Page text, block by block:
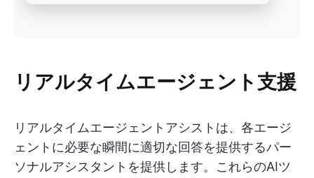
リアルタイムエージェント支援
リアルタイムエージェントアシストは、各エージ
ェントに必要な瞬間に適切な回答を提供するパー
ソナルアシスタントを提供します。これらのAIツ